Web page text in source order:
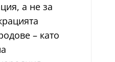
а не за
– като